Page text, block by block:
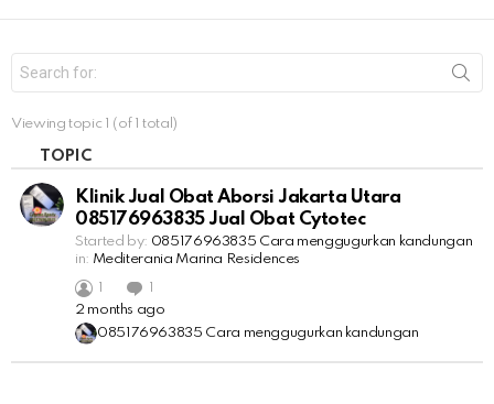
a
c
f
Viewing topic 1 (of 1 total)
TOPIC
Klinik Jual Obat Aborsi Jakarta Utara ​​
085176963835 Jual Obat Cytotec
Started by: 085176963835​ Cara menggugurkan kandungan
in: Mediterania Marina Residences
1
1
2 months ago
085176963835​ Cara menggugurkan kandungan